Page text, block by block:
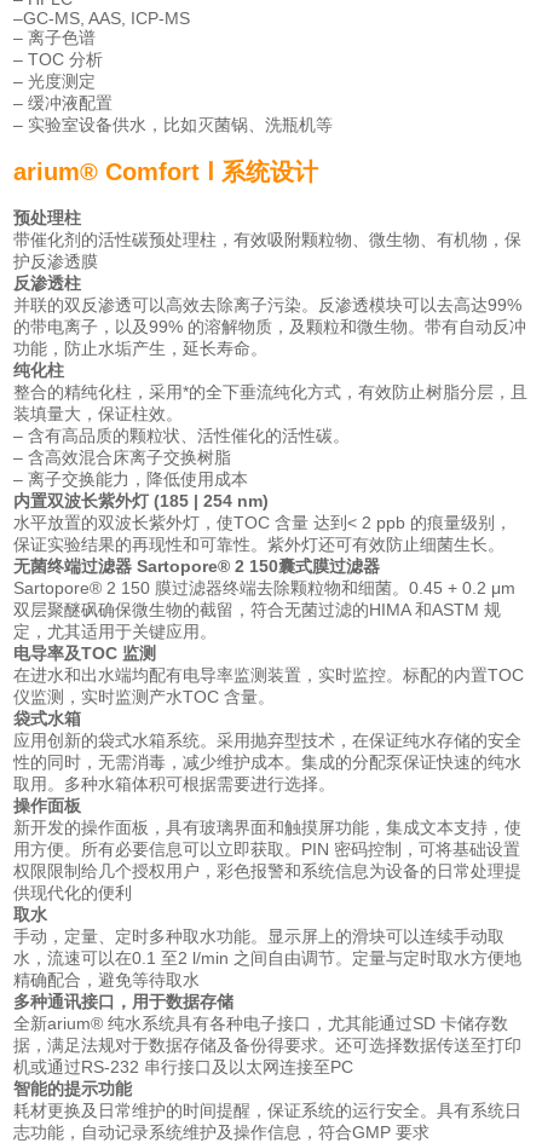
–GC-MS, AAS, ICP-MS
– 离子色谱
– TOC 分析
– 光度测定
– 缓冲液配置
– 实验室设备供水，比如灭菌锅、洗瓶机等
arium® Comfort Ⅰ 系统设计
预处理柱
带催化剂的活性碳预处理柱，有效吸附颗粒物、微生物、有机物，保
护反渗透膜
反渗透柱
并联的双反渗透可以高效去除离子污染。反渗透模块可以去高达99%
的带电离子，以及99% 的溶解物质，及颗粒和微生物。带有自动反冲
功能，防止水垢产生，延长寿命。
纯化柱
整合的精纯化柱，采用*的全下垂流纯化方式，有效防止树脂分层，且
装填量大，保证柱效。
– 含有高品质的颗粒状、活性催化的活性碳。
– 含高效混合床离子交换树脂
– 离子交换能力，降低使用成本
内置双波长紫外灯 (185 | 254 nm)
水平放置的双波长紫外灯，使TOC 含量 达到< 2 ppb 的痕量级别，
保证实验结果的再现性和可靠性。紫外灯还可有效防止细菌生长。
无菌终端过滤器 Sartopore® 2 150囊式膜过滤器
Sartopore® 2 150 膜过滤器终端去除颗粒物和细菌。0.45 + 0.2 μm
双层聚醚砜确保微生物的截留，符合无菌过滤的HIMA 和ASTM 规
定，尤其适用于关键应用。
电导率及TOC 监测
在进水和出水端均配有电导率监测装置，实时监控。标配的内置TOC
仪监测，实时监测产水TOC 含量。
袋式水箱
应用创新的袋式水箱系统。采用抛弃型技术，在保证纯水存储的安全
性的同时，无需消毒，减少维护成本。集成的分配泵保证快速的纯水
取用。多种水箱体积可根据需要进行选择。
操作面板
新开发的操作面板，具有玻璃界面和触摸屏功能，集成文本支持，使
用方便。所有必要信息可以立即获取。PIN 密码控制，可将基础设置
权限限制给几个授权用户，彩色报警和系统信息为设备的日常处理提
供现代化的便利
取水
手动，定量、定时多种取水功能。显示屏上的滑块可以连续手动取
水，流速可以在0.1 至2 l/min 之间自由调节。定量与定时取水方便地
精确配合，避免等待取水
多种通讯接口，用于数据存储
全新arium® 纯水系统具有各种电子接口，尤其能通过SD 卡储存数
据，满足法规对于数据存储及备份得要求。还可选择数据传送至打印
机或通过RS-232 串行接口及以太网连接至PC
智能的提示功能
耗材更换及日常维护的时间提醒，保证系统的运行安全。具有系统日
志功能，自动记录系统维护及操作信息，符合GMP 要求